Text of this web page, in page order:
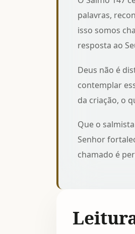
palavras,
isso somos
resposta ao
Deus não é
contemplar
da criação, o
Que o
Senhor
chamado é